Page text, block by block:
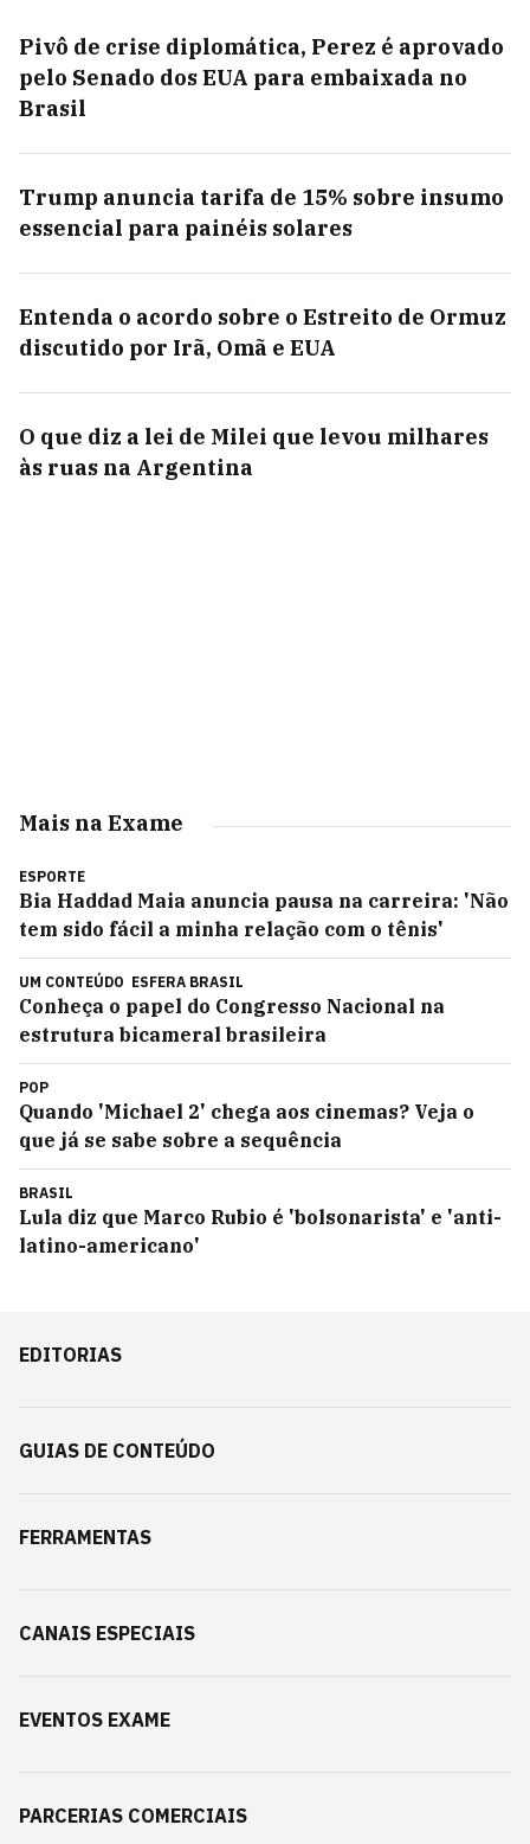
Pivô de crise diplomática, Perez é aprovado
pelo Senado dos EUA para embaixada no
Brasil
Trump anuncia tarifa de 15% sobre insumo
essencial para painéis solares
Entenda o acordo sobre o Estreito de Ormuz
discutido por Irã, Omã e EUA
O que diz a lei de Milei que levou milhares
às ruas na Argentina
Mais na Exame
ESPORTE
Bia Haddad Maia anuncia pausa na carreira: 'Não
tem sido fácil a minha relação com o tênis'
UM CONTEÚDO ESFERA BRASIL
Conheça o papel do Congresso Nacional na
estrutura bicameral brasileira
POP
Quando 'Michael 2' chega aos cinemas? Veja o
que já se sabe sobre a sequência
BRASIL
Lula diz que Marco Rubio é 'bolsonarista' e 'anti-
latino-americano'
EDITORIAS
GUIAS DE CONTEÚDO
FERRAMENTAS
CANAIS ESPECIAIS
EVENTOS EXAME
PARCERIAS COMERCIAIS